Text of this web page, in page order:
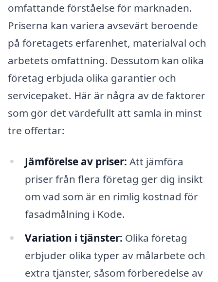
omfattande förståelse för marknaden.
Priserna kan variera avsevärt beroende
på företagets erfarenhet, materialval och
arbetets omfattning. Dessutom kan olika
företag erbjuda olika garantier och
servicepaket. Här är några av de faktorer
som gör det värdefullt att samla in minst
tre offertar:
Jämförelse av priser: Att jämföra
priser från flera företag ger dig insikt
om vad som är en rimlig kostnad för
fasadmålning i Kode.
Variation i tjänster: Olika företag
erbjuder olika typer av målarbete och
extra tjänster, såsom förberedelse av